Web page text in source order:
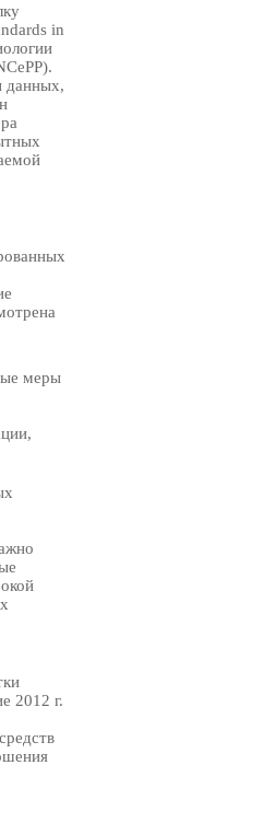
in
данных,
меры
2012 г.